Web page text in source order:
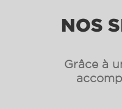
NOS
Grâce à